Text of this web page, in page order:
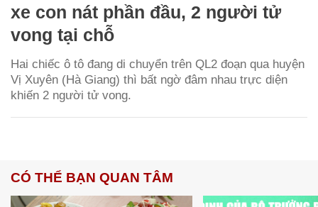
xe con nát phần đầu, 2 người tử
vong tại chỗ
Hai chiếc ô tô đang di chuyển trên QL2 đoạn qua huyện
Vị Xuyên (Hà Giang) thì bất ngờ đâm nhau trực diện
khiến 2 người tử vong.
CÓ THỂ BẠN QUAN TÂM